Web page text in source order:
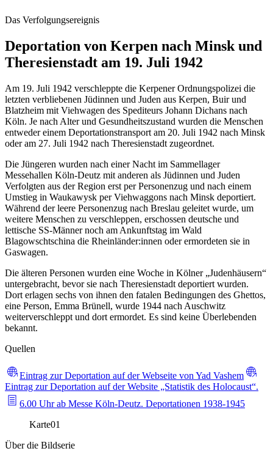
Das Verfolgungsereignis
Deportation von Kerpen nach Minsk und
Theresienstadt am 19. Juli 1942
Am 19. Juli 1942 verschleppte die Kerpener Ordnungspolizei die
letzten verbliebenen Jüdinnen und Juden aus Kerpen, Buir und
Blatzheim mit Viehwagen des Spediteurs Johann Dichans nach
Köln. Je nach Alter und Gesundheitszustand wurden die Menschen
entweder einem Deportationstransport am 20. Juli 1942 nach Minsk
oder am 27. Juli 1942 nach Theresienstadt zugeordnet.
Die Jüngeren wurden nach einer Nacht im Sammellager
Messehallen Köln-Deutz mit anderen als Jüdinnen und Juden
Verfolgten aus der Region erst per Personenzug und nach einem
Umstieg in Waukawysk per Viehwaggons nach Minsk deportiert.
Während der leere Personenzug nach Breslau geleitet wurde, um
weitere Menschen zu verschleppen, erschossen deutsche und
lettische SS-Männer noch am Ankunftstag im Wald
Blagowschtschina die Rheinländer:innen oder ermordeten sie in
Gaswagen.
Die älteren Personen wurden eine Woche in Kölner „Judenhäusern“
untergebracht, bevor sie nach Theresienstadt deportiert wurden.
Dort erlagen sechs von ihnen den fatalen Bedingungen des Ghettos,
eine Person, Emma Brünell, wurde 1944 nach Auschwitz
weiterverschleppt und dort ermordet. Es sind keine Überlebenden
bekannt.
Quellen
Eintrag zur Deportation auf der Webseite von Yad Vashem
Eintrag zur Deportation auf der Website „Statistik des Holocaust“.
6.00 Uhr ab Messe Köln-Deutz. Deportationen 1938-1945
Karte01
Über die Bildserie